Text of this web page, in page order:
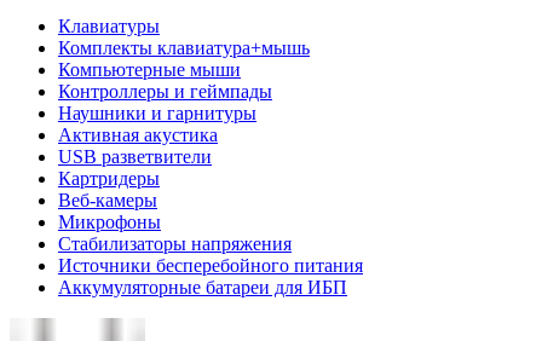
Клавиатуры
Комплекты клавиатура+мышь
Компьютерные мыши
Контроллеры и геймпады
Наушники и гарнитуры
Активная акустика
USB разветвители
Картридеры
Веб-камеры
Микрофоны
Стабилизаторы напряжения
Источники бесперебойного питания
Аккумуляторные батареи для ИБП